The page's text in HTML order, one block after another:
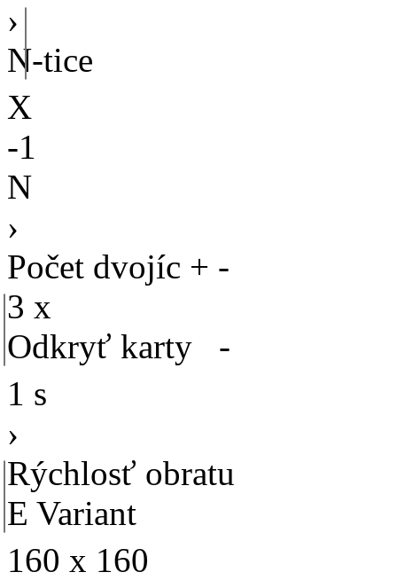
›
N-tice
X
-1
N
›
Počet dvojíc + -
3 x
Odkryť karty
-
1 s
›
Rýchlosť obratu
E Variant
160 x 160